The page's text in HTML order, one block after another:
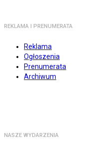
REKLAMA I PRENUMERATA
Reklama
Ogłoszenia
Prenumerata
Archiwum
NASZE WYDARZENIA